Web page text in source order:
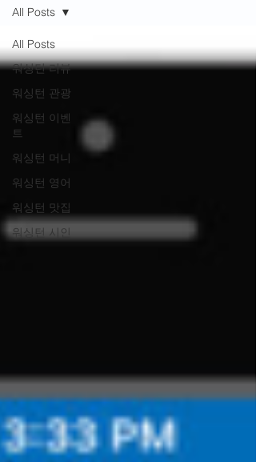
All Posts
워싱턴 리뷰
워싱턴 관광
워싱턴 이벤
트
워싱턴 머니
워싱턴 영어
워싱턴 맛집
워싱턴 시인
All Posts